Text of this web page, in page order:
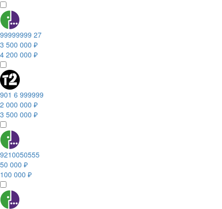
99999999 27
3 500 000 ₽
4 200 000 ₽
901 6 999999
2 000 000 ₽
3 500 000 ₽
9210050555
50 000 ₽
100 000 ₽